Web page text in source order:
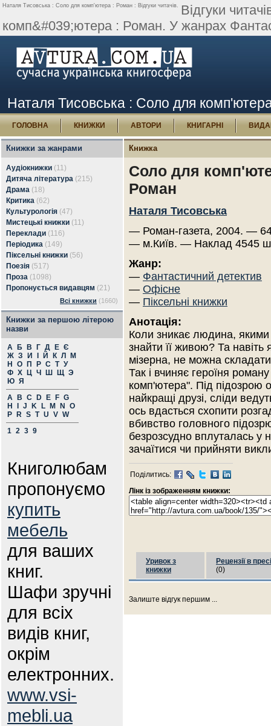
Наталя Тисовська : Соло для комп'ютера : Роман : Відгуки читачів. Відгуки
комп&#039;ютера : Роман. У жанрах
Наталя Тисовська : Соло для
ГОЛОВНА КНИЖКИ АВТОРИ КНИГАРНІ
Книжки за жанрами
Аудіокнижки (11)
Дитяча література (215)
Драма (18)
Критика (62)
Культурологія (47)
Мистецькі книжки (11)
Переклади (116)
Періодика (149)
Піксельні книжки (56)
Поезія (517)
Проза (1098)
Пропонується видавцям (21)
Всі книжки (1660)
Книжки за першою літерою
назви
А Б В Г Д Е Є
Ж З И Й К Л
М
Н
О П Р С Т У
Ф Х Ц Ч Ш Щ Э
Ю Я
A
B C D E F G
H
J K L M N
O
P
R S T U V W
1 2 3 9
Книголюбам
пропонуємо
купить
мебель
для ваших
книг.
Шафи зручні
для всіх
видів книг,
окрім
електронних.
www.vsi-
mebli.ua
Книжка
Соло для
Роман
Наталя Тисовська
— Роман-газета, 2004. —
— м.Київ. — Наклад 4545
Жанр:
— Фантастичний детектив
— Офісне
— Піксельні книжки
Анотація:
Коли зникає людина,
знайти її живою? Та навіть
мізерна, не можна
Так і вчиняє героїня
комп'ютера". Під підозрою
найкращі друзі, сліди
ось вдасться схопити
вбивство головного
безрозсудно вплуталась у
зачаїтися чи прийняти
Поділитись:
Лінк із зображенням книжки:
Уривок з
книжки
Рецензії в пресі
(0)
Залиште відгук першим ...